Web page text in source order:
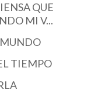
QUE
MI V...
MUNDO
TIEMPO